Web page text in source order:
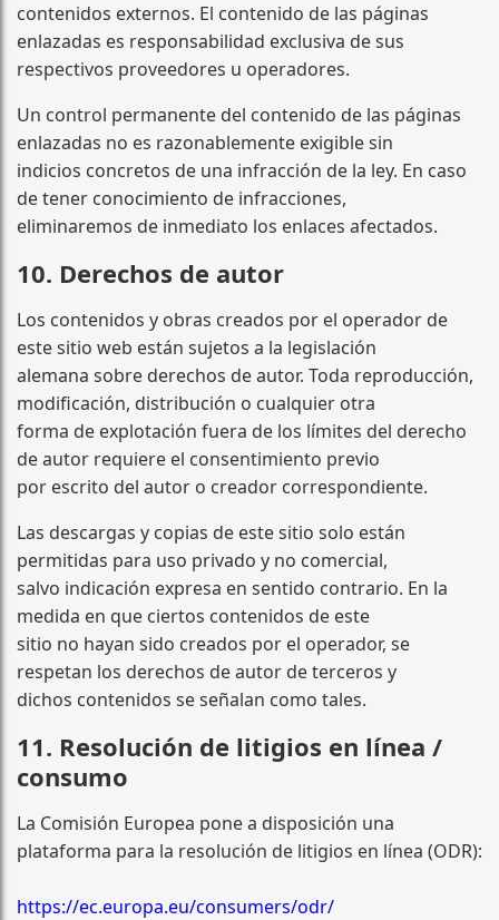
contenidos externos. El contenido de las páginas
enlazadas es responsabilidad exclusiva de sus
respectivos proveedores u operadores.
Un control permanente del contenido de las páginas
enlazadas no es razonablemente exigible sin
indicios concretos de una infracción de la ley. En caso
de tener conocimiento de infracciones,
eliminaremos de inmediato los enlaces afectados.
10. Derechos de autor
Los contenidos y obras creados por el operador de
este sitio web están sujetos a la legislación
alemana sobre derechos de autor. Toda reproducción,
modificación, distribución o cualquier otra
forma de explotación fuera de los límites del derecho
de autor requiere el consentimiento previo
por escrito del autor o creador correspondiente.
Las descargas y copias de este sitio solo están
permitidas para uso privado y no comercial,
salvo indicación expresa en sentido contrario. En la
medida en que ciertos contenidos de este
sitio no hayan sido creados por el operador, se
respetan los derechos de autor de terceros y
dichos contenidos se señalan como tales.
11. Resolución de litigios en línea /
consumo
La Comisión Europea pone a disposición una
plataforma para la resolución de litigios en línea (ODR):
https://ec.europa.eu/consumers/odr/